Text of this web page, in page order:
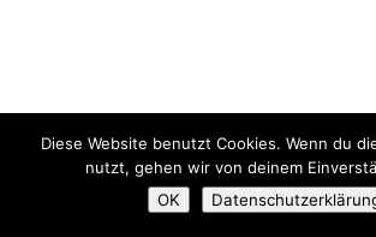
Diese Website benutzt Cookies. Wenn du
nutzt, gehen wir von deinem
OK